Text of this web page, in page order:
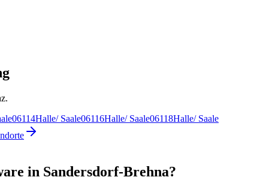
06114Halle/ Saale06116Halle/ Saale06118Halle/ Saale
in Sandersdorf-Brehna?